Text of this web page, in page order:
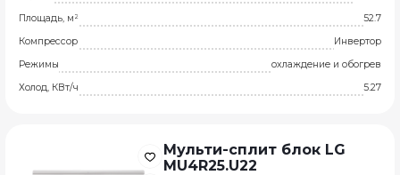
Площадь, м²
52.7
Компрессор
Инвертор
Режимы
охлаждение и обогрев
Холод, КВт/ч
5.27
Мульти-сплит блок LG
MU4R25.U22